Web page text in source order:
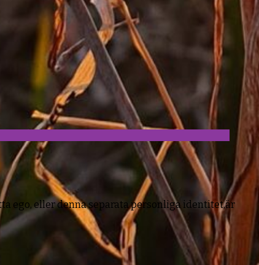
ego, eller denna separata personliga identitet,är